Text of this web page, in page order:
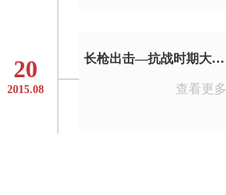
20
2015.08
长枪出击—抗战时期大后方版画运动文献展免费专业导览时间安排
查看更多